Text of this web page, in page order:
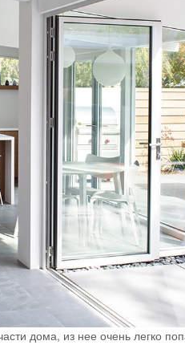
дома, из нее очень легко